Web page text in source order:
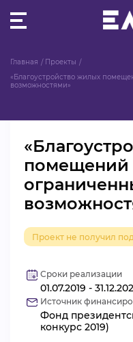
ПУЛЬС
БАЗА
Главная
Проекты
«Благоустройство жилых
возможностями»
помещений
Проект не получил
Сроки реализации
01.07.2019 -
Источник
Фонд
конкурс 2019)